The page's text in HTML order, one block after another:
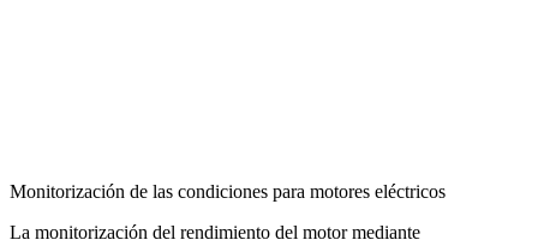
Monitorización de las condiciones para motores eléctricos
La monitorización del rendimiento del motor mediante